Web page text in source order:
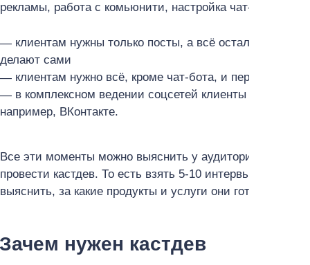
рекламы, работа с комьюнити, настройка чат-бота. Но
клиентам нужны только посты, а всё остальное они
делают сами
клиентам нужно всё, кроме чат-бота, и
в комплексном ведении соцсетей клиенты хотели
например, ВКонтакте.
Все эти моменты можно выяснить у аудитории, если
провести кастдев. То есть взять 5-10 интервью у
выяснить, за какие продукты и услуги они готовы
Зачем нужен кастдев